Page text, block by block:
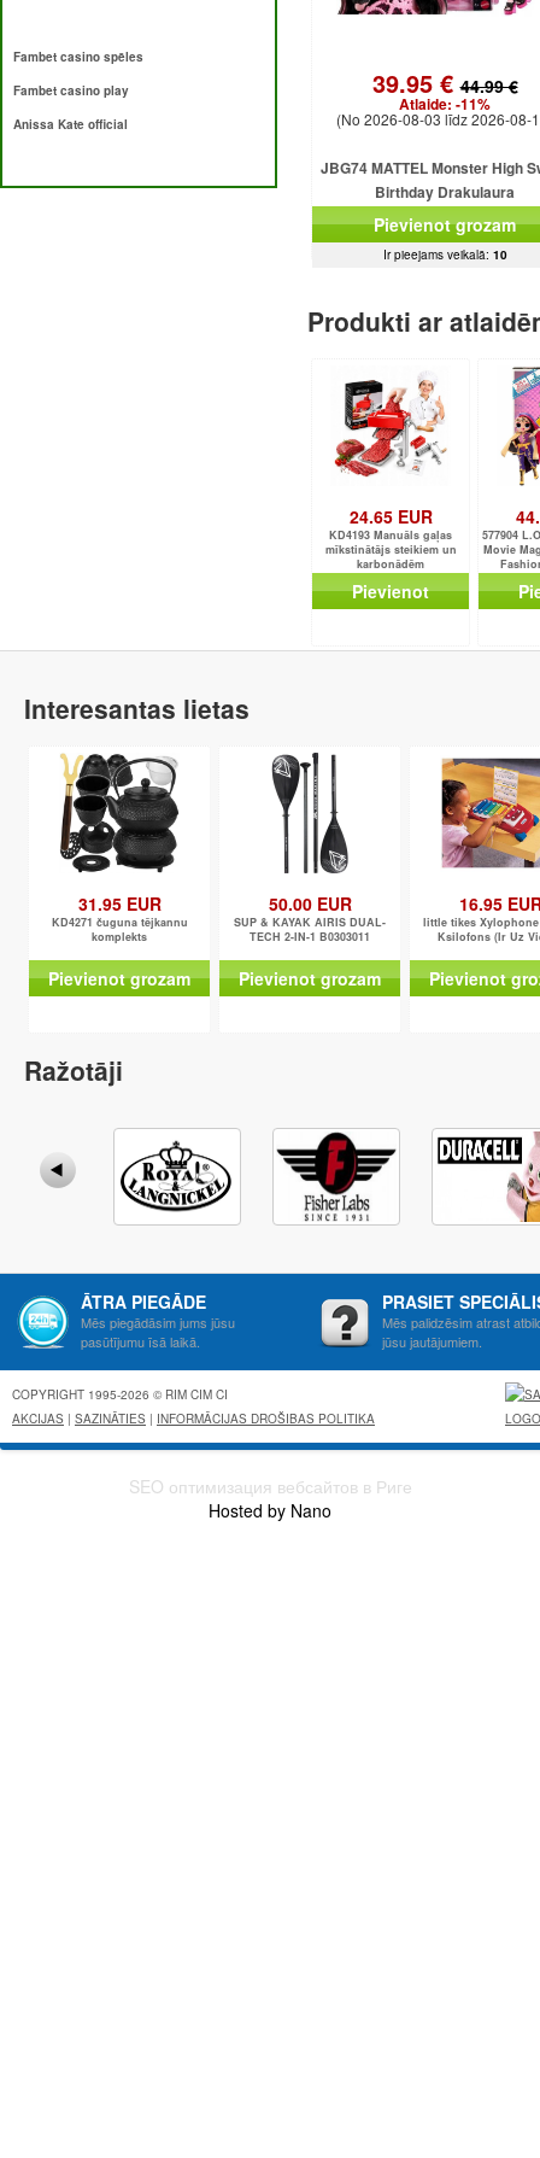
Fambet casino spēles
Fambet casino play
Anissa Kate official
39.95 €44.99 €
Atlaide: -11%
(No 2026-08-03 līdz 2026-08-
JBG74 MATTEL Monster High
Birthday Drakulaura
Pievienot grozam
Ir pieejams veikalā: 10
Produkti ar
24.65 EUR
KD4193 Manuāls gaļas
mīkstinātājs steikiem un
karbonādēm
Pievienot
577904
Movie
Interesantas lietas
31.95 EUR
KD4271 čuguna tējkannu
komplekts
Pievienot grozam
50.00 EUR
SUP & KAYAK AIRIS DUAL-
TECH 2-IN-1 B0303011
Pievienot grozam
16.95
little tikes Xylophone
Ksilofons (Ir Uz
Pievienot
Ražotāji
ĀTRA PIEGĀDE
Mēs piegādāsim jums jūsu
pasūtījumu īsā laikā.
PRASIET
Mēs palidzēsim atrast
jūsu jautājumiem.
COPYRIGHT 1995-2026 © RIM CIM CI
AKCIJAS | SAZINĀTIES | INFORMĀCIJAS DROŠIBAS POLITIKA
SEO оптимизация вебсайтов в Риге
Hosted by Nano